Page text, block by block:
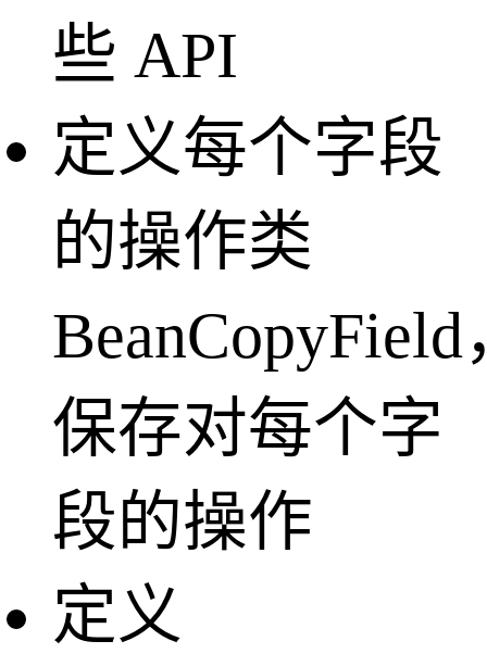
些 API
定义每个字段
的操作类
BeanCopyField
保存对每个字
段的操作
定义